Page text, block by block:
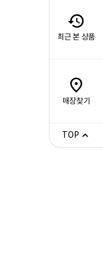
최근 본 상품
매장찾기
TOP